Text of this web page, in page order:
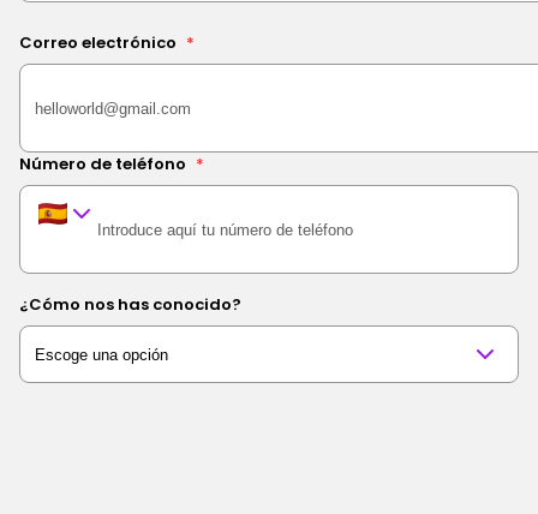
Correo electrónico *
Número de teléfono *
¿Cómo nos has conocido?